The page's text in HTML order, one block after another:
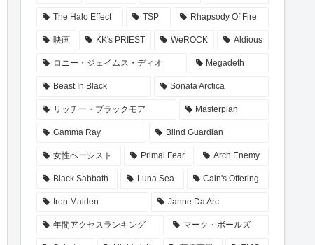
The Halo Effect TSP Rhapsody Of Fire
映画 KK's PRIEST WeROCK Aldious
ロニー・ジェイムス・ディオ Megadeth
Beast In Black Sonata Arctica
リッチー・ブラックモア Masterplan
Gamma Ray Blind Guardian
女性ベーシスト Primal Fear Arch Enemy
Black Sabbath Luna Sea Cain's Offering
Iron Maiden Janne Da Arc
年間アクセスランキング マーク・ボールズ